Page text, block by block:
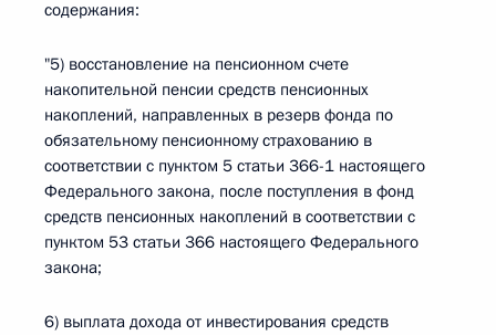
содержания:
"5) восстановление на пенсионном счете
накопительной пенсии средств пенсионных
накоплений, направленных в резерв фонда по
обязательному пенсионному страхованию в
соответствии с пунктом 5 статьи 366-1 настоящего
Федерального закона, после поступления в фонд
средств пенсионных накоплений в соответствии с
пунктом 53 статьи 366 настоящего Федерального
закона;
6) выплата дохода от инвестирования средств